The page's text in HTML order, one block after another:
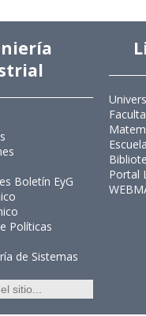
Boletín EyG
Políticas
de Sistemas
Portal